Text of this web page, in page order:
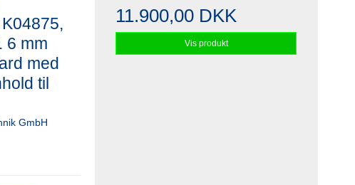
6 mm
med
til
GmbH
11.900,00 DKK
Vis produkt